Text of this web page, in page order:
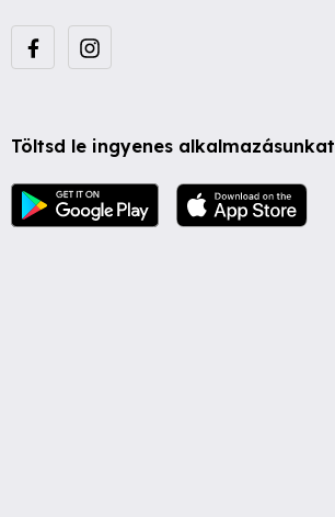
Töltsd le ingyenes alkalmazásunkat